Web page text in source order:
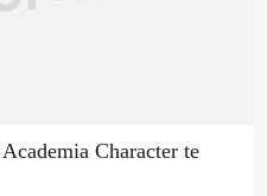
Character te